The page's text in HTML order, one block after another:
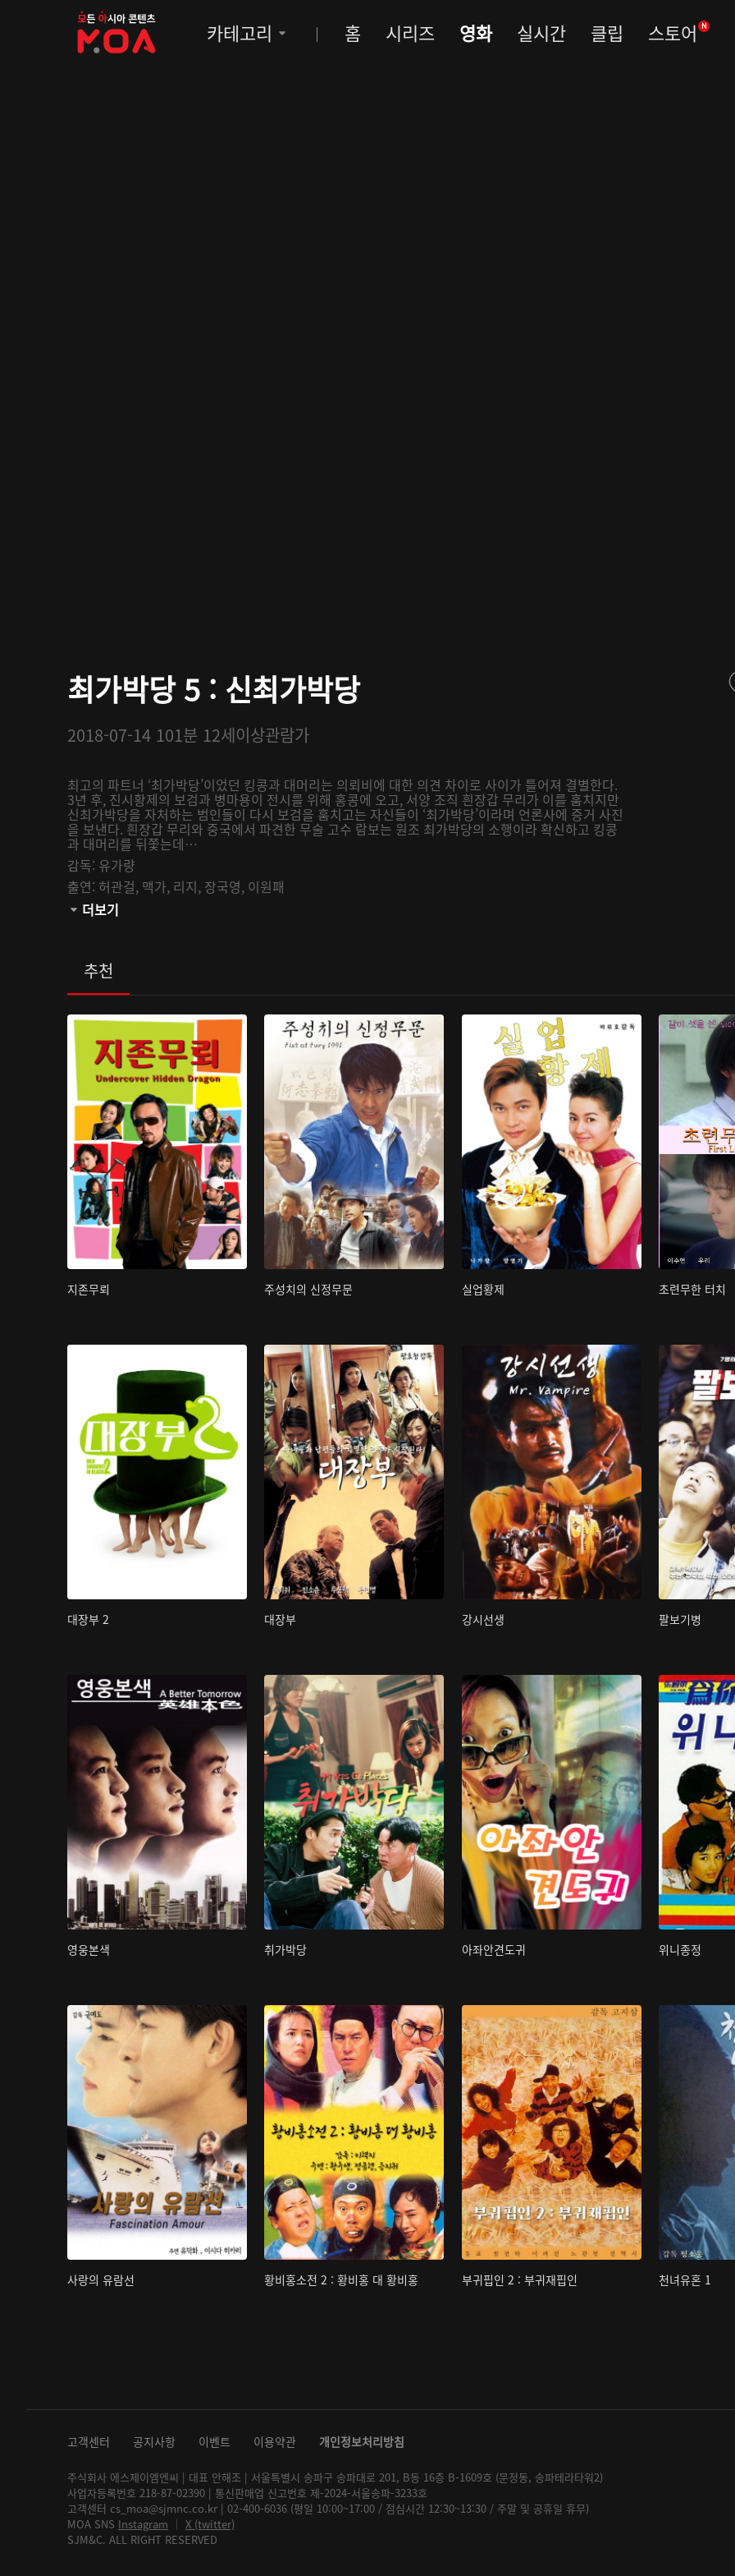
MOA
카테고리 홈 시리즈 영화 실시간 클립 스토어 N
최가박당 5 : 신최가박당
2018-07-14 101분 12세이상관람가
최고의 파트너 ‘최가박당’이었던 킹콩과 대머리는 의뢰비에 대한 의견 차이로 사이가 틀어져 결별한다.
3년 후, 진시황제의 보검과 병마용이 전시를 위해 홍콩에 오고, 서양 조직 흰장갑 무리가 이를 훔치지만
신최가박당을 자처하는 범인들이 다시 보검을 훔치고는 자신들이 ‘최가박당’이라며 언론사에 증거 사진
을 보낸다. 흰장갑 무리와 중국에서 파견한 무술 고수 람보는 원조 최가박당의 소행이라 확신하고 킹콩
과 대머리를 뒤쫓는데…
감독: 유가량
출연: 허관걸, 맥가, 리지, 장국영, 이원패
관람등급:
더보기
추천
지존무뢰 주성치의 신정무문 실업황제 초련무한 터치
대장부 2 대장부 강시선생 팔보기병
영웅본색 취가박당 아좌안견도귀 위니종정
사랑의 유람선 황비홍소전 2 : 황비홍 대 황비홍 부귀핍인 2 : 부귀재핍인 천녀유혼 1
고객센터 공지사항 이벤트 이용약관 개인정보처리방침
주식회사 에스제이엠엔씨 | 대표 안해조 | 서울특별시 송파구 송파대로 201, B동 16층 B-1609호 (문정동, 송파테라타워2)
사업자등록번호 218-87-02390 | 통신판매업 신고번호 제-2024-서울송파-3233호
고객센터 cs_moa@sjmnc.co.kr | 02-400-6036 (평일 10:00~17:00 / 점심시간 12:30~13:30 / 주말 및 공휴일 휴무)
MOA SNS Instagram │ X (twitter)
SJM&C. ALL RIGHT RESERVED